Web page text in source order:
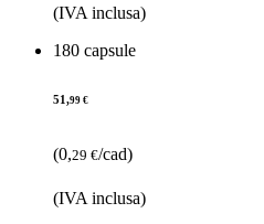
(IVA inclusa)
180 capsule
51,99 €
(0,29 €/cad)
(IVA inclusa)